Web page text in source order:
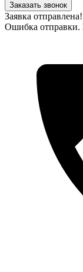
Заказать звонок
Заявка
Ошибка отправки.